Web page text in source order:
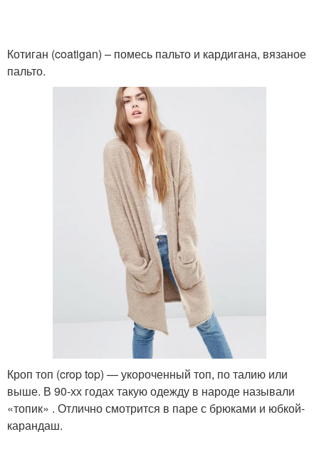
Котиган (coatigan) – помесь пальто и кардигана, вязаное
пальто.
Кроп топ (crop top) — укороченный топ, по талию или
выше. В 90-хх годах такую одежду в народе называли
«топик» . Отлично смотрится в паре с брюками и юбкой-
карандаш.